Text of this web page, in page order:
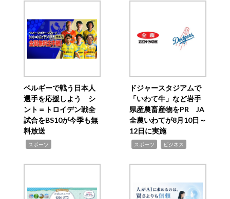
ベルギーで戦う日本人
選手を応援しよう シ
ント＝トロイデン戦全
試合をBS10が今季も無
料放送
スポーツ
ドジャースタジアムで
「いわて牛」など岩手
県産農畜産物をPR JA
全農いわてが8月10日～
12日に実施
スポーツ ビジネス